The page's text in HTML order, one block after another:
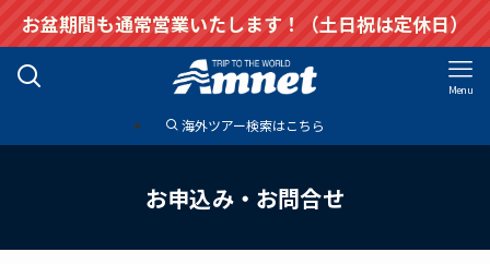
お盆期間も通常営業いたします！（土日祝は定休日）
Menu
海外ツアー検索はこちら
お申込み・お問合せ